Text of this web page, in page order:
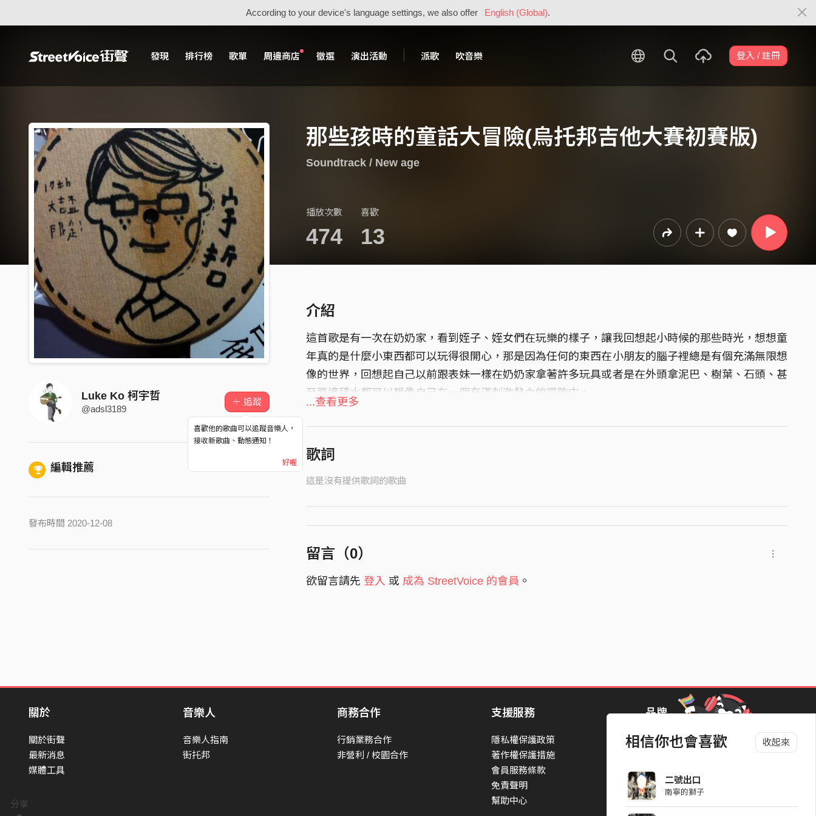
According to your device's language settings, we also offer English (Global).
發現 排行榜 歌單 周邊商店 徵選 演出活動 派歌 吹音樂 登入 / 註冊
分享
相信你也會喜歡 收起來
二號出口
南寧的獅子
那些孩時的童話大冒險(烏托邦吉他大賽初賽版)
Soundtrack / New age
播放次數
474
喜歡
13
Luke Ko 柯宇哲
@adsl3189
＋ 追蹤
喜歡他的歌曲可以追蹤音樂人，
接收新歌曲、動態通知！
好喔
編輯推薦
發布時間 2020-12-08
介紹
這首歌是有一次在奶奶家，看到姪子、姪女們在玩樂的樣子，讓我回想起小時候的那些時光，想想童
年真的是什麼小東西都可以玩得很開心，那是因為任何的東西在小朋友的腦子裡總是有個充滿無限想
像的世界，回想起自己以前跟表妹一樣在奶奶家拿著許多玩具或者是在外頭拿泥巴、樹葉、石頭、甚
至路邊積水都可以想像自己在一個充滿刺激熱血的冒險中。
隨著年紀增長漸漸忘記那份心情，看見小朋友玩樂時，並回想那段時光瞬間就有了這麼一個旋律在腦
海中而誕生。
希望自己以及大家能夠藉由這首歌，回想起小時候的那份勇於冒險、充滿能量及想像力的自己～
...查看更多
歌詞
這是沒有提供歌詞的歌曲
留言（0）
欲留言請先 登入 或 成為 StreetVoice 的會員 。
關於
關於街聲
最新消息
媒體工具
音樂人
音樂人指南
街托邦
商務合作
行銷業務合作
非營利 / 校園合作
支援服務
隱私權保護政策
著作權保護措施
會員服務條款
免責聲明
幫助中心
品牌
StreetVoice Awards 街聲音樂獎
Blow 吹音樂
Packer 派歌
SimpleLife 簡單生活節